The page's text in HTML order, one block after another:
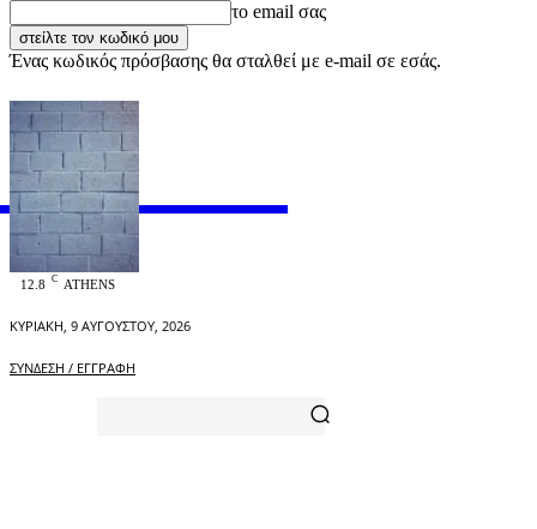
το email σας
Ένας κωδικός πρόσβασης θα σταλθεί με e-mail σε εσάς.
OFFICIAL
12.8 C ATHENS
ΚΥΡΙΑΚΉ, 9 ΑΥΓΟΎΣΤΟΥ, 2026
ΣΎΝΔΕΣΗ / ΕΓΓΡΑΦΉ